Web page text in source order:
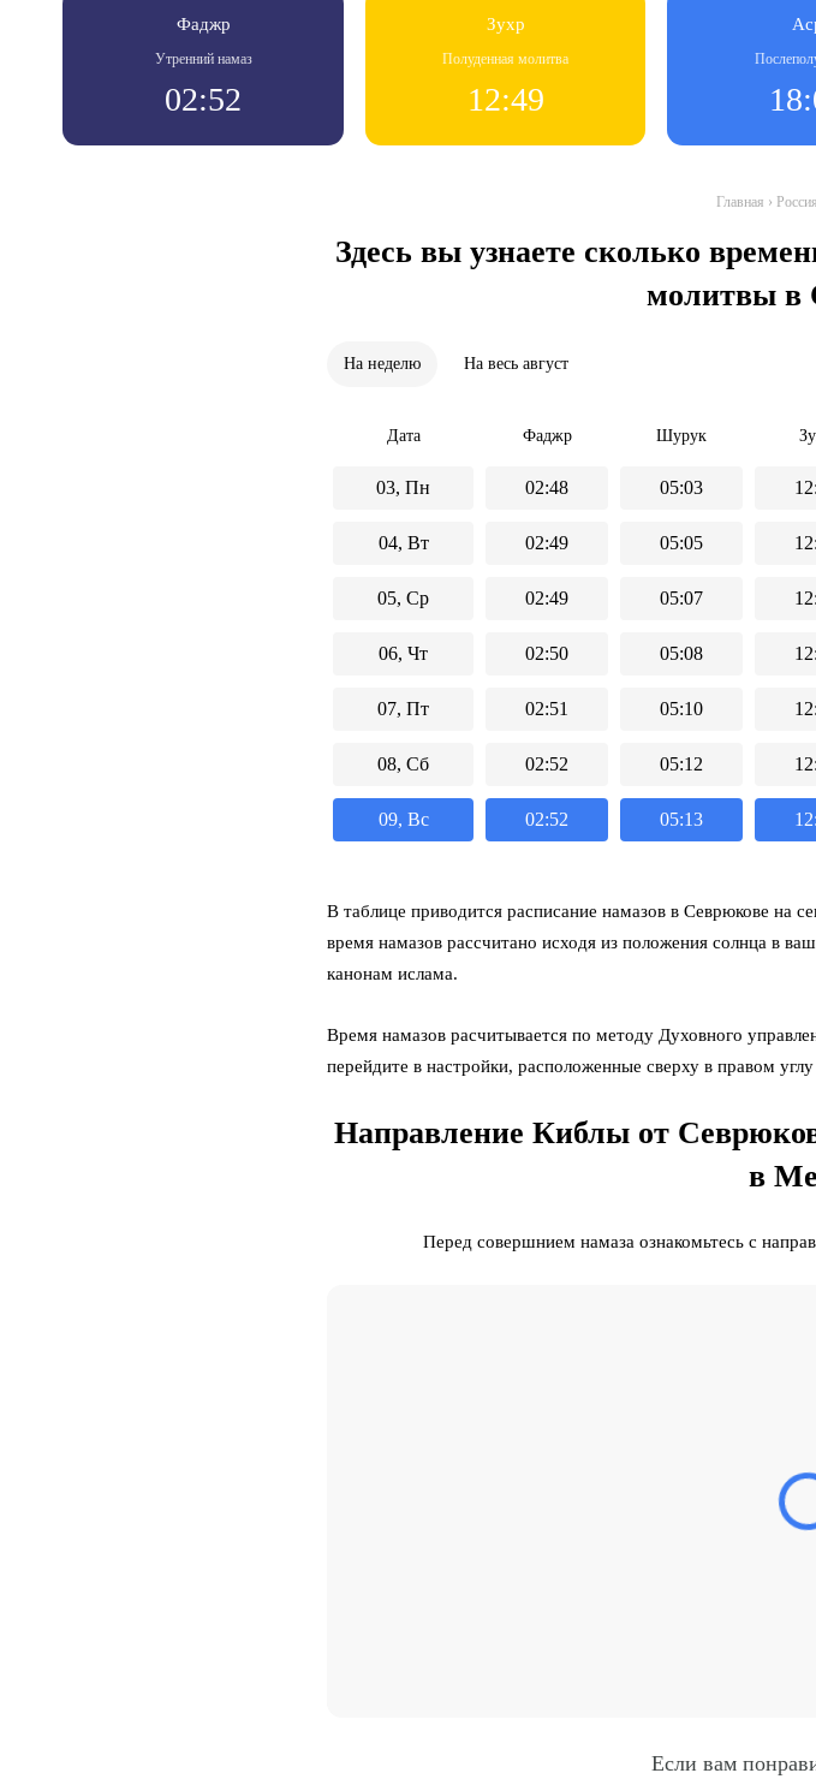
Фаджр
Утренний намаз
02:52
Зухр
Полуденная молитва
12:49
Главная › Россия
Здесь вы узнаете сколько
молитвы в
На неделю На весь август
Дата Фаджр Шурук
03, Пн 02:48 05:03
04, Вт 02:49 05:05
05, Ср 02:49 05:07
06, Чт 02:50 05:08
07, Пт 02:51 05:10
08, Сб 02:52 05:12
09, Вс 02:52 05:13
В таблице приводится расписание намазов в Севрюкове на
время намазов рассчитано исходя из положения солнца в
канонам ислама.
Время намазов расчитывается по методу Духовного
перейдите в настройки, расположенные сверху в правом
Направление Киблы от
в
Перед совершнием намаза ознакомьтесь с
Если вам